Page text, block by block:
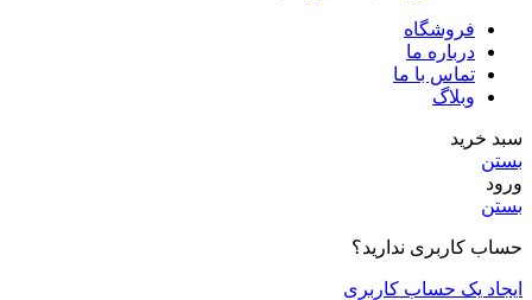
فروشگاه
درباره ما
تماس با ما
وبلاگ
سبد خرید
بستن
ورود
بستن
حساب کاربری ندارید؟
ایجاد یک حساب کاربری